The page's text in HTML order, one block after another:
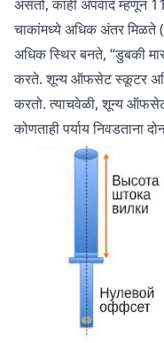
असतो, काही अपवाद म्हणून
चाकांमध्ये अधिक अंतर
अधिक स्थिर बनते, “डुबकी
करते. शून्य ऑफसेट स्कूटर
करतो. त्याचवेळी, शून्य
कोणताही पर्याय निवडताना